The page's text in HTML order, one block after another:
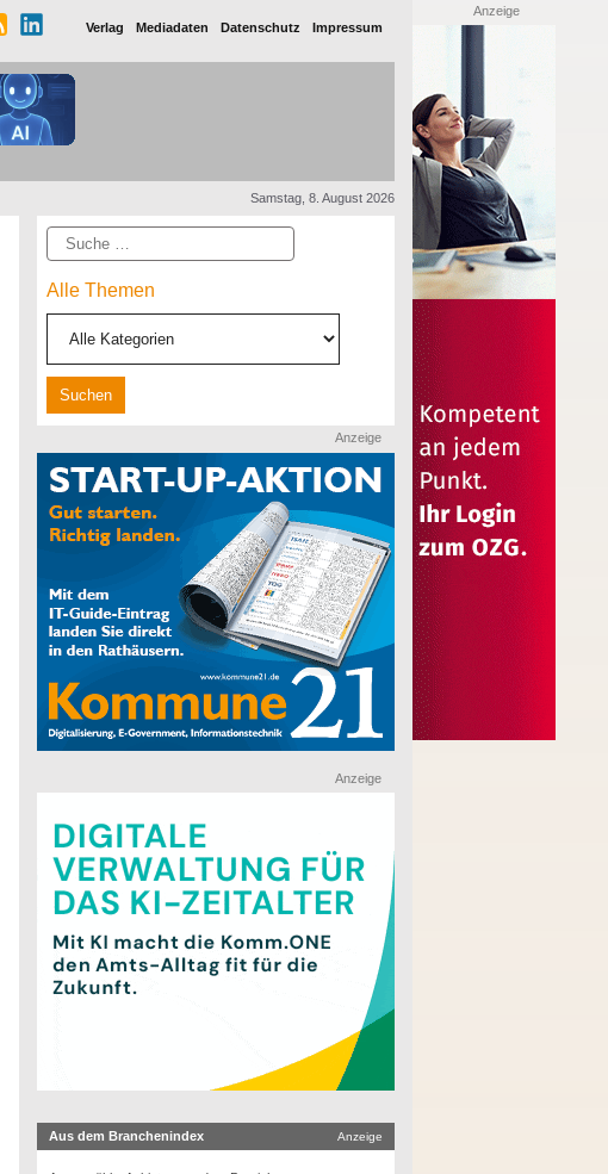
Verlag Mediadaten Datenschutz Impressum
Samstag, 8. August 2026
Suche
Alle Themen
Anzeige
Anzeige
Aus dem Branchenindex Anzeige
Anzeige